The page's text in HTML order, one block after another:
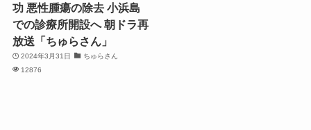
功 悪性腫瘍の除去 小浜島
での診療所開設へ 朝ドラ再
放送「ちゅらさん」
2024年3月31日
ちゅらさん
12876